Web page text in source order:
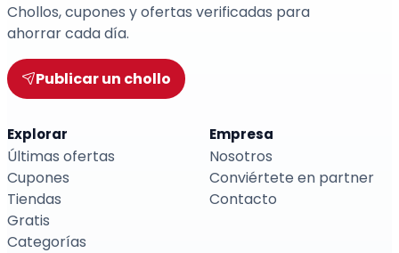
Chollos, cupones y ofertas verificadas para
ahorrar cada día.
Publicar un chollo
Explorar
Últimas ofertas
Cupones
Tiendas
Gratis
Categorías
Empresa
Nosotros
Conviértete en partner
Contacto